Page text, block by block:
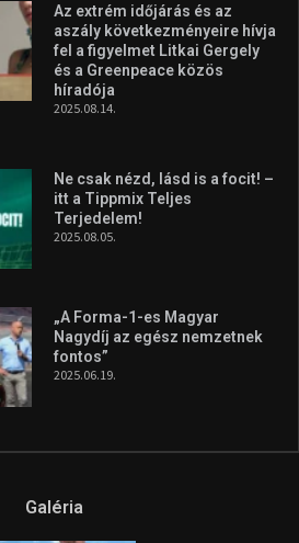
Az extrém időjárás és az
aszály következményeire hívja
fel a figyelmet Litkai Gergely
és a Greenpeace közös
híradója
2025.08.14.
Ne csak nézd, lásd is a focit! –
itt a Tippmix Teljes
Terjedelem!
2025.08.05.
„A Forma-1-es Magyar
Nagydíj az egész nemzetnek
fontos”
2025.06.19.
Galéria